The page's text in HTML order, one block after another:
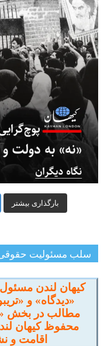
بارگذاری بیشتر
سلب مسئولیت حقوقی
کیهان لندن
«دیدگاه» و
مطالب در بخش
محفوظ کیهان
اقامت و